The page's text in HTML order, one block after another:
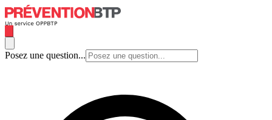
Posez une question...